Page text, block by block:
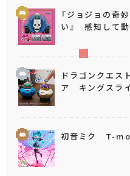
『ジョジョの奇
い』 感知して
ドラゴンクエ
ア キングスラ
初音ミク T-